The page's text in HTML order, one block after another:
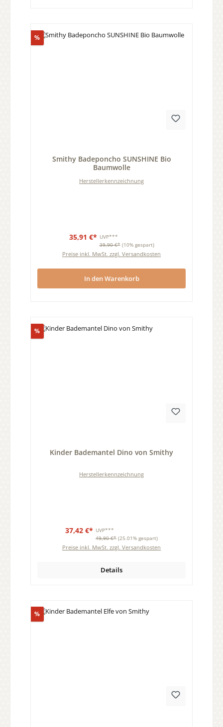
%Rabatt
Smithy Badeponcho SUNSHINE Bio
Baumwolle
Herstellerkennzeichnung
35,91 €* UVP***
39,90 €* (10% gespart)
Preise inkl. MwSt. zzgl. Versandkosten
In den Warenkorb
%Rabatt
Kinder Bademantel Dino von Smithy
Herstellerkennzeichnung
37,42 €* UVP***
49,90 €* (25.01% gespart)
Preise inkl. MwSt. zzgl. Versandkosten
Details
%Rabatt